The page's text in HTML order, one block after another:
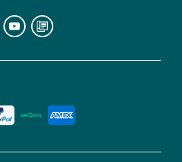
información,
puedes
nuestra
de
privacidad</2>.